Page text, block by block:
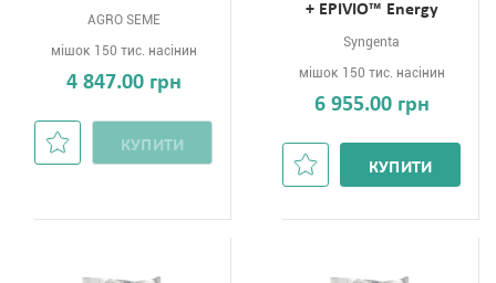
AGRO SEME
мішок 150 тис. насінин
4 847.00 грн
КУПИТИ
+ EPIVIO™ Energy
Syngenta
мішок 150 тис. насінин
6 955.00 грн
КУПИТИ